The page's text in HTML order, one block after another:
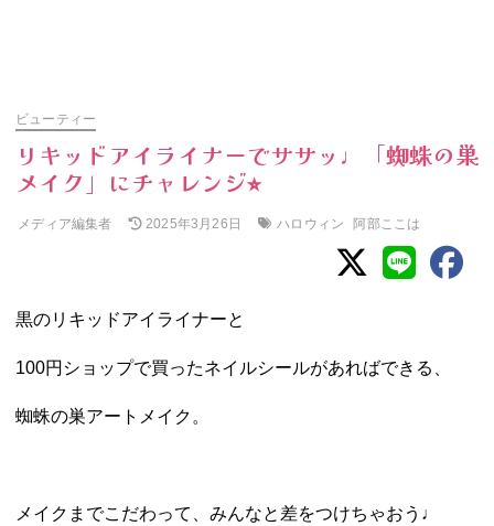
ビューティー
リキッドアイライナーでササッ♩「蜘蛛の巣
メイク」にチャレンジ⭐︎
メディア編集者 2025年3月26日 ハロウィン 阿部ここは
黒のリキッドアイライナーと
100円ショップで買ったネイルシールがあればできる、
蜘蛛の巣アートメイク。
メイクまでこだわって、みんなと差をつけちゃおう♩